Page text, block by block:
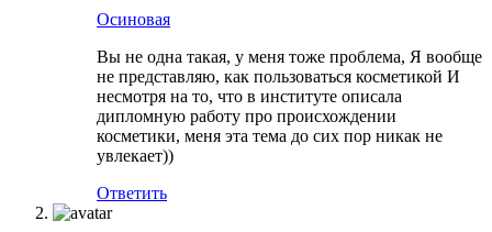
Осиновая
Вы не одна такая, у меня тоже проблема, Я вообще
не представляю, как пользоваться косметикой И
несмотря на то, что в институте описала
дипломную работу про происхождении
косметики, меня эта тема до сих пор никак не
увлекает))
Ответить